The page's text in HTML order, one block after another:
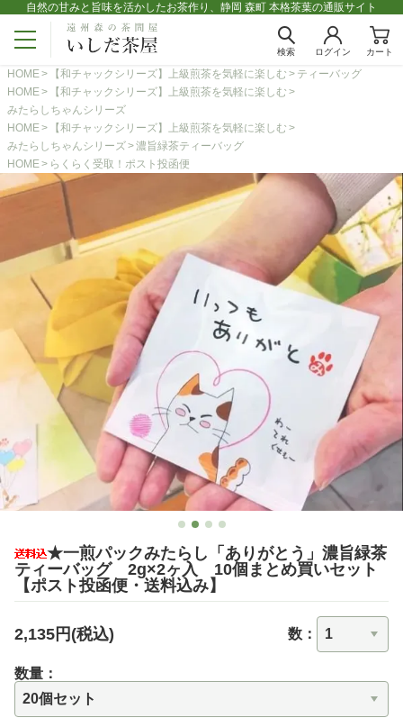
自然の甘みと旨味を活かしたお茶作り、静岡 森町 本格茶葉の通販サイト
検索 ログイン カート
HOME 【和チャックシリーズ】上級煎茶を気軽に楽しむ
ティーバッグ
HOME
【和チャックシリーズ】上級煎茶を気軽に楽しむ
みたらしちゃんシリーズ
HOME
【和チャックシリーズ】上級煎茶を気軽に楽しむ
みたらしちゃんシリーズ
濃旨緑茶ティーバッグ
HOME
らくらく受取！ポスト投函便
★一煎パックみたらし「ありがとう」濃旨緑茶
ティーバッグ 2g×2ヶ入 10個まとめ買いセット
【ポスト投函便・送料込み】
2,135円(税込) 数：
数量：